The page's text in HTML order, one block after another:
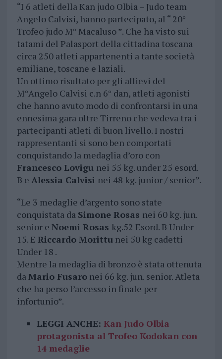
“I 6 atleti della Kan judo Olbia – Judo team
Angelo Calvisi, hanno partecipato, al “ 20°
Trofeo judo M° Macaluso ”. Che ha visto sui
tatami del Palasport della cittadina toscana
circa 250 atleti appartenenti a tante società
emiliane, toscane e laziali.
Un ottimo risultato per gli allievi del
M°Angelo Calvisi c.n 6° dan, atleti agonisti
che hanno avuto modo di confrontarsi in una
ennesima gara oltre Tirreno che vedeva tra i
partecipanti atleti di buon livello. I nostri
rappresentanti si sono ben comportati
conquistando la medaglia d’oro con
Francesco Lovigu nei 55 kg. under 25 esord.
B e Alessia Calvisi nei 48 kg. junior / senior”.
“Le 3 medaglie d’argento sono state
conquistata da Simone Rosas nei 60 kg. jun.
senior e Noemi Rosas kg.52 Esord. B Under
15. E Riccardo Morittunei 50 kg cadetti
Under 18 .
Mentre la medaglia di bronzo è stata ottenuta
daMario Fusaronei 66 kg. jun. senior. Atleta
che ha perso l’accesso in finale per
infortunio”.
LEGGI ANCHE: Kan Judo Olbia
protagonista al Trofeo Kodokan con
14 medaglie